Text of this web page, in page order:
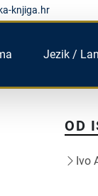
knjiga.hr
Jezik /
OD
Ivo